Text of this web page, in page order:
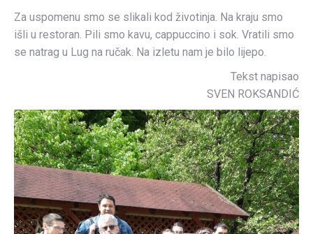
Za uspomenu smo se slikali kod životinja. Na kraju smo
išli u restoran. Pili smo kavu, cappuccino i sok. Vratili smo
se natrag u Lug na ručak. Na izletu nam je bilo lijepo.
Tekst napisao
SVEN ROKSANDIĆ